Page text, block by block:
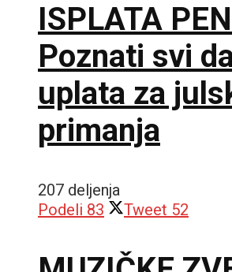
ISPLATA
Poznati svi
uplata za
primanja
207 deljenja
Podeli 83 Tweet 52